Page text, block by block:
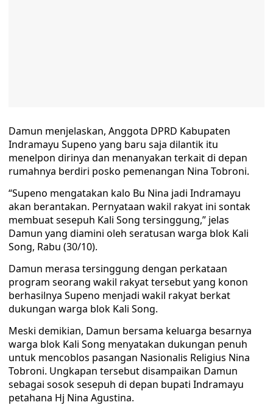
Damun menjelaskan, Anggota DPRD Kabupaten
Indramayu Supeno yang baru saja dilantik itu
menelpon dirinya dan menanyakan terkait di depan
rumahnya berdiri posko pemenangan Nina Tobroni.
“Supeno mengatakan kalo Bu Nina jadi Indramayu
akan berantakan. Pernyataan wakil rakyat ini sontak
membuat sesepuh Kali Song tersinggung,” jelas
Damun yang diamini oleh seratusan warga blok Kali
Song, Rabu (30/10).
Damun merasa tersinggung dengan perkataan
program seorang wakil rakyat tersebut yang konon
berhasilnya Supeno menjadi wakil rakyat berkat
dukungan warga blok Kali Song.
Meski demikian, Damun bersama keluarga besarnya
warga blok Kali Song menyatakan dukungan penuh
untuk mencoblos pasangan Nasionalis Religius Nina
Tobroni. Ungkapan tersebut disampaikan Damun
sebagai sosok sesepuh di depan bupati Indramayu
petahana Hj Nina Agustina.